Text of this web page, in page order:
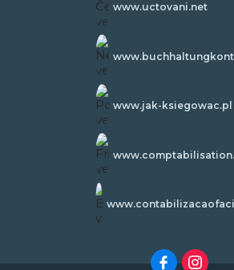
www.uctovani.net
www.jak-ksiegowac.pl